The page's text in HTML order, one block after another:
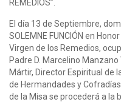
REMEDIOS”.
El día 13 de Septiembre,
SOLEMNE FUNCIÓN en
Virgen de los Remedios,
Padre D. Marcelino
Mártir, Director Espiritual de
de Hermandades y
de la Misa se procederá a la